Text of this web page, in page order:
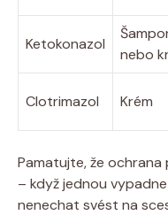
Ketokonazol
nebo
Clotrimazol Krém
Pamatujte, že ochrana
– když jednou
nenechat svést na